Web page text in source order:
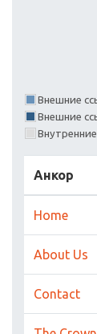
Внешние
Внешние
Анкор
Home
About Us
Contact